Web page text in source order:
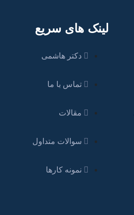
لینک های سریع
دکتر هاشمی
تماس با ما
مقالات
سوالات متداول
نمونه کارها